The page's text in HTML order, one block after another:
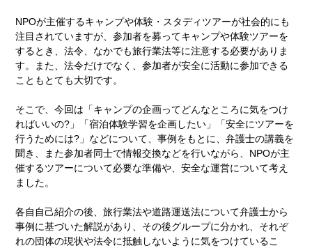
NPOが主催するキャンプや体験・スタディツアーが社会的にも
注目されていますが、参加者を募ってキャンプや体験ツアーを
するとき、法令、なかでも旅行業法等に注意する必要がありま
す。また、法令だけでなく、参加者が安全に活動に参加できる
こともとても大切です。
そこで、今回は「キャンプの企画ってどんなところに気をつけ
ればいいの?」「宿泊体験学習を企画したい」「安全にツアーを
行うためには?」などについて、事例をもとに、弁護士の講義を
聞き、また参加者同士で情報交換などを行いながら、NPOが主
催するツアーについて必要な準備や、安全な運営について考え
ました。
各自自己紹介の後、旅行業法や道路運送法について弁護士から
事例に基づいた解説があり、その後グループに分かれ、それぞ
れの団体の現状や法令に抵触しないように気をつけているこ